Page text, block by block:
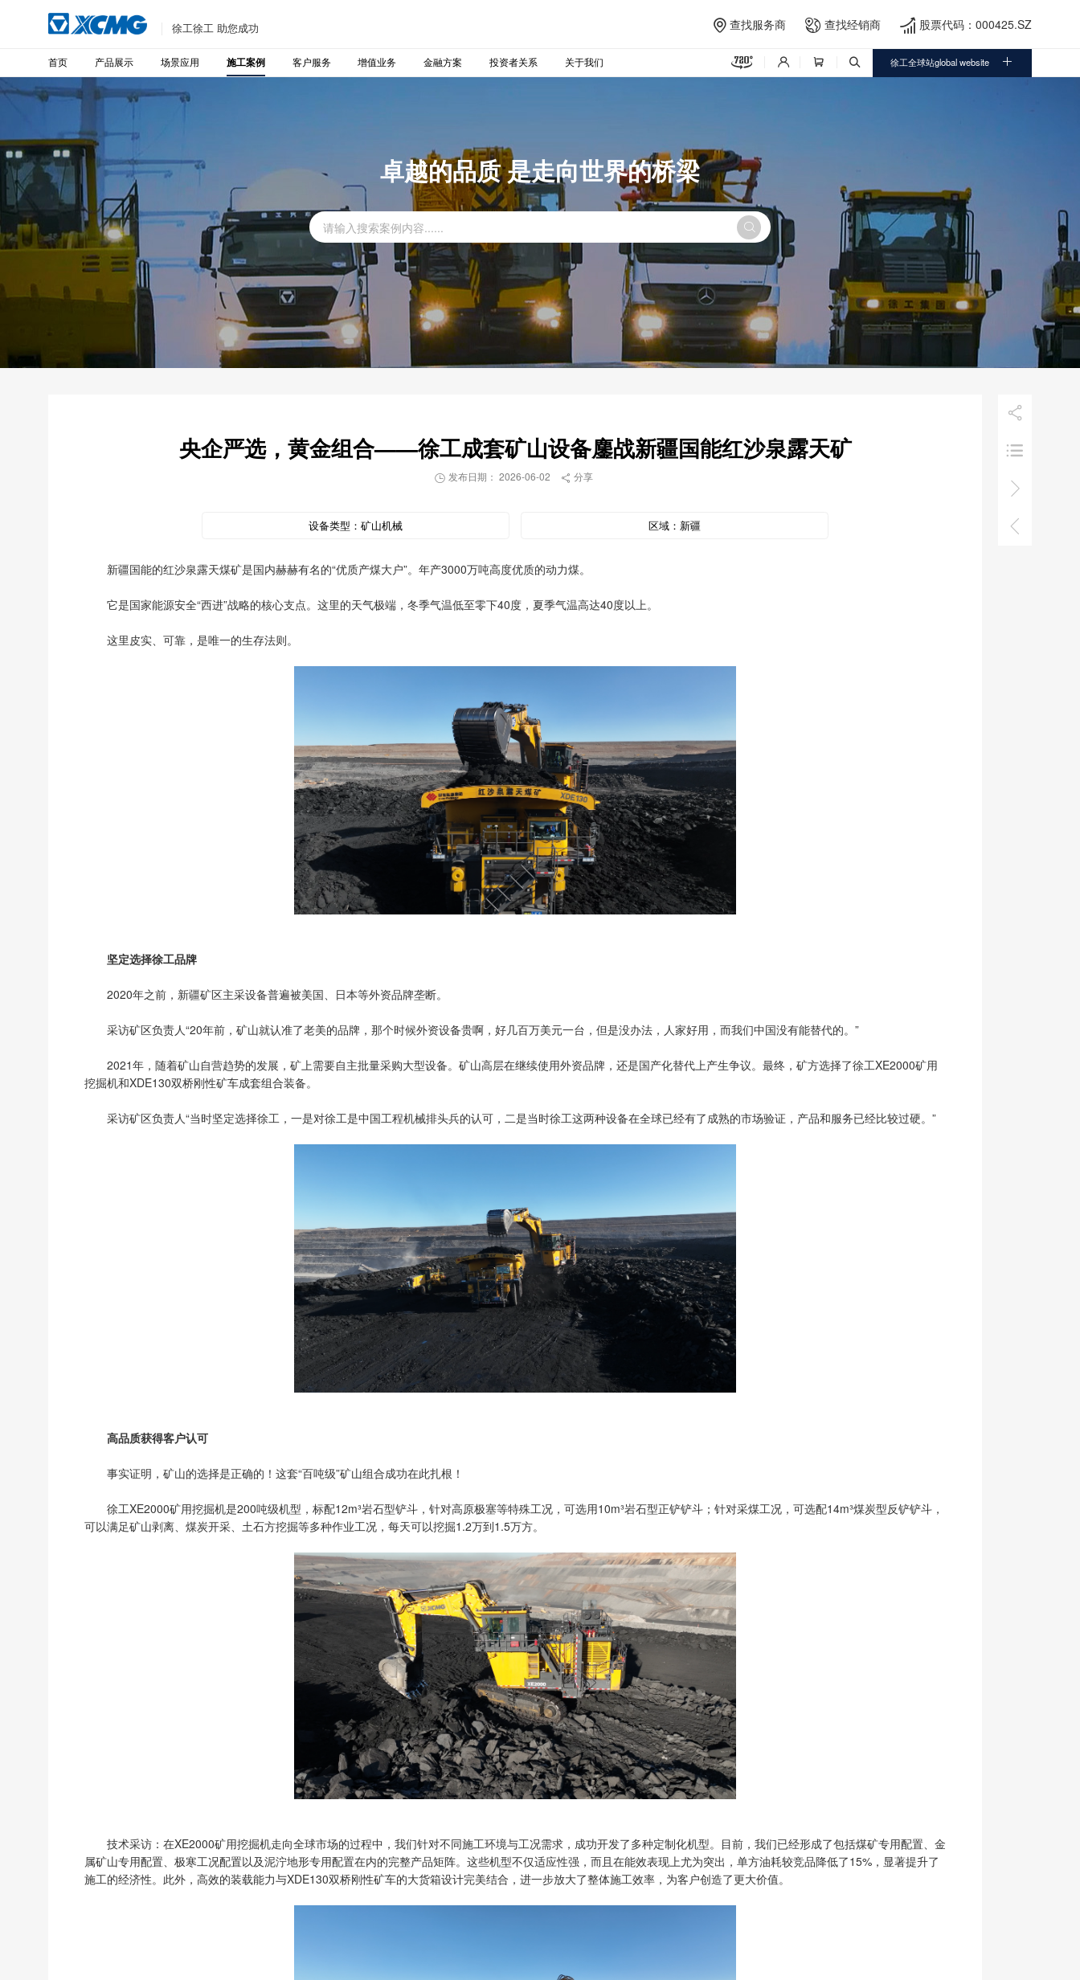
徐工徐工 助您成功  查找服务商  查找经销商  股票代码：000425.SZ
首页 产品展示 场景应用 施工案例 客户服务 增值业务 金融方案 投资者关系 关于我们     徐工全球站global website 
卓越的品质 是走向世界的桥梁





央企严选，黄金组合——徐工成套矿山设备鏖战新疆国能红沙泉露天矿
 发布日期： 2026-06-02  分享
设备类型：矿山机械 区域： 新疆
新疆国能的红沙泉露天煤矿是国内赫赫有名的“优质产煤大户”。年产3000万吨高度优质的动力煤。
它是国家能源安全“西进”战略的核心支点。这里的天气极端，冬季气温低至零下40度，夏季气温高达40度以上。
这里皮实、可靠，是唯一的生存法则。
坚定选择徐工品牌
2020年之前，新疆矿区主采设备普遍被美国、日本等外资品牌垄断。
采访矿区负责人“20年前，矿山就认准了老美的品牌，那个时候外资设备贵啊，好几百万美元一台，但是没办法，人家好用，而我们中国没有能替代的。”
2021年，随着矿山自营趋势的发展，矿上需要自主批量采购大型设备。矿山高层在继续使用外资品牌，还是国产化替代上产生争议。最终，矿方选择了徐工XE2000矿用
挖掘机和XDE130双桥刚性矿车成套组合装备。
采访矿区负责人“当时坚定选择徐工，一是对徐工是中国工程机械排头兵的认可，二是当时徐工这两种设备在全球已经有了成熟的市场验证，产品和服务已经比较过硬。”
高品质获得客户认可
事实证明，矿山的选择是正确的！这套“百吨级”矿山组合成功在此扎根！
徐工XE2000矿用挖掘机是200吨级机型，标配12m³岩石型铲斗，针对高原极塞等特殊工况，可选用10m³岩石型正铲铲斗；针对采煤工况，可选配14m³煤炭型反铲铲斗，
可以满足矿山剥离、煤炭开采、土石方挖掘等多种作业工况，每天可以挖掘1.2万到1.5万方。
技术采访：在XE2000矿用挖掘机走向全球市场的过程中，我们针对不同施工环境与工况需求，成功开发了多种定制化机型。目前，我们已经形成了包括煤矿专用配置、金
属矿山专用配置、极寒工况配置以及泥泞地形专用配置在内的完整产品矩阵。这些机型不仅适应性强，而且在能效表现上尤为突出，单方油耗较竞品降低了15%，显著提升了
施工的经济性。此外，高效的装载能力与XDE130双桥刚性矿车的大货箱设计完美结合，进一步放大了整体施工效率，为客户创造了更大价值。